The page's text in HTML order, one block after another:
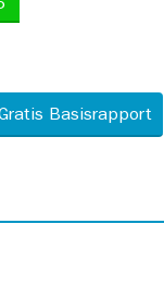
Basisrapport